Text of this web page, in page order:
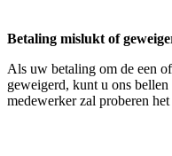
Betaling mislukt of
Als uw betaling om de een
geweigerd, kunt u ons
medewerker zal proberen